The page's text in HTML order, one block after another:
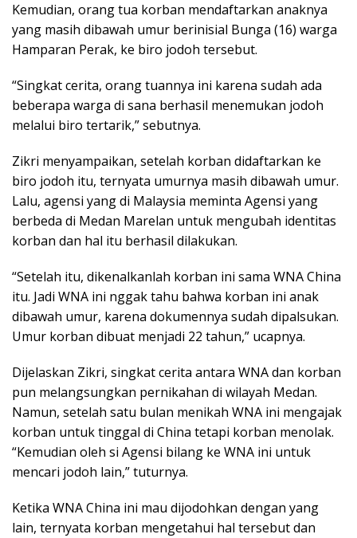
Kemudian, orang tua korban mendaftarkan anaknya
yang masih dibawah umur berinisial Bunga (16) warga
Hamparan Perak, ke biro jodoh tersebut.
“Singkat cerita, orang tuannya ini karena sudah ada
beberapa warga di sana berhasil menemukan jodoh
melalui biro tertarik,” sebutnya.
Zikri menyampaikan, setelah korban didaftarkan ke
biro jodoh itu, ternyata umurnya masih dibawah umur.
Lalu, agensi yang di Malaysia meminta Agensi yang
berbeda di Medan Marelan untuk mengubah identitas
korban dan hal itu berhasil dilakukan.
“Setelah itu, dikenalkanlah korban ini sama WNA China
itu. Jadi WNA ini nggak tahu bahwa korban ini anak
dibawah umur, karena dokumennya sudah dipalsukan.
Umur korban dibuat menjadi 22 tahun,” ucapnya.
Dijelaskan Zikri, singkat cerita antara WNA dan korban
pun melangsungkan pernikahan di wilayah Medan.
Namun, setelah satu bulan menikah WNA ini mengajak
korban untuk tinggal di China tetapi korban menolak.
“Kemudian oleh si Agensi bilang ke WNA ini untuk
mencari jodoh lain,” tuturnya.
Ketika WNA China ini mau dijodohkan dengan yang
lain, ternyata korban mengetahui hal tersebut dan